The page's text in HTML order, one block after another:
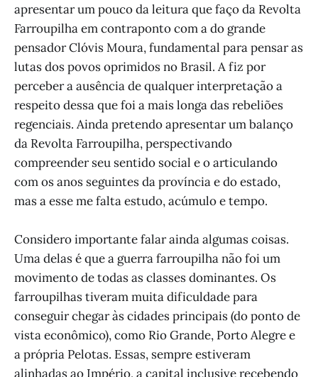
apresentar um pouco da leitura que faço da Revolta
Farroupilha em contraponto com a do grande
pensador Clóvis Moura, fundamental para pensar as
lutas dos povos oprimidos no Brasil. A fiz por
perceber a ausência de qualquer interpretação a
respeito dessa que foi a mais longa das rebeliões
regenciais. Ainda pretendo apresentar um balanço
da Revolta Farroupilha, perspectivando
compreender seu sentido social e o articulando
com os anos seguintes da província e do estado,
mas a esse me falta estudo, acúmulo e tempo.
Considero importante falar ainda algumas coisas.
Uma delas é que a guerra farroupilha não foi um
movimento de todas as classes dominantes. Os
farroupilhas tiveram muita dificuldade para
conseguir chegar às cidades principais (do ponto de
vista econômico), como Rio Grande, Porto Alegre e
a própria Pelotas. Essas, sempre estiveram
alinhadas ao Império, a capital inclusive recebendo